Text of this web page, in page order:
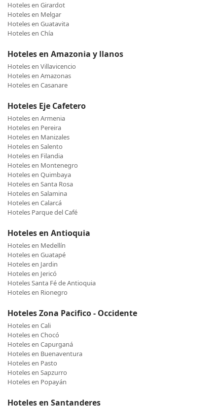
Hoteles en Girardot
Hoteles en Melgar
Hoteles en Guatavita
Hoteles en Chía
Hoteles en Amazonia y llanos
Hoteles en Villavicencio
Hoteles en Amazonas
Hoteles en Casanare
Hoteles Eje Cafetero
Hoteles en Armenia
Hoteles en Pereira
Hoteles en Manizales
Hoteles en Salento
Hoteles en Filandia
Hoteles en Montenegro
Hoteles en Quimbaya
Hoteles en Santa Rosa
Hoteles en Salamina
Hoteles en Calarcá
Hoteles Parque del Café
Hoteles en Antioquia
Hoteles en Medellín
Hoteles en Guatapé
Hoteles en Jardin
Hoteles en Jericó
Hoteles Santa Fé de Antioquia
Hoteles en Rionegro
Hoteles Zona Pacifico - Occidente
Hoteles en Cali
Hoteles en Chocó
Hoteles en Capurganá
Hoteles en Buenaventura
Hoteles en Pasto
Hoteles en Sapzurro
Hoteles en Popayán
Hoteles en Santanderes